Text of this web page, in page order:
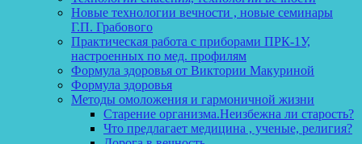
Новые технологии вечности , новые семинары
Г.П. Грабового
Практическая работа с приборами ПРК-1У,
настроенных по мед. профилям
Формула здоровья от Виктории Макуриной
Формула здоровья
Методы омоложения и гармоничной жизни
Старение организма.Неизбежна ли старость?
Что предлагает медицина , ученые, религия?